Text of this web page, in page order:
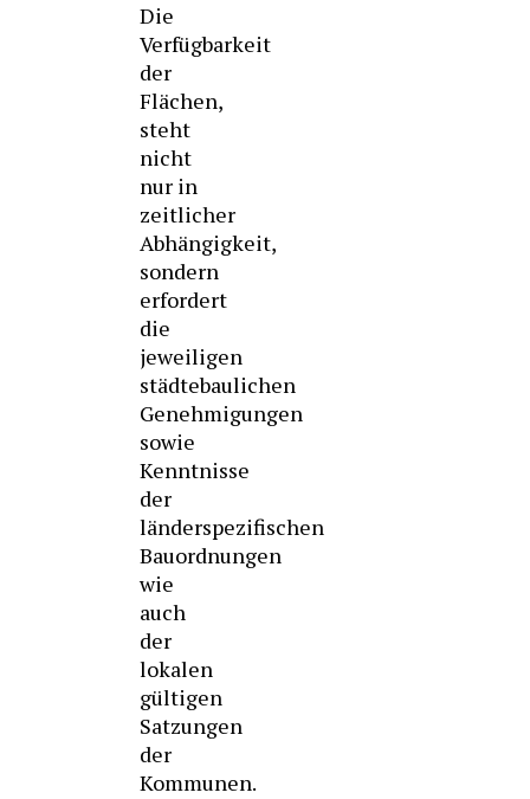
Die
Verfügbarkeit
der
Flächen,
steht
nicht
nur in
zeitlicher
Abhängigkeit,
sondern
erfordert
die
jeweiligen
städtebaulichen
Genehmigungen
sowie
Kenntnisse
der
länderspezifischen
Bauordnungen
wie
auch
der
lokalen
gültigen
Satzungen
der
Kommunen.